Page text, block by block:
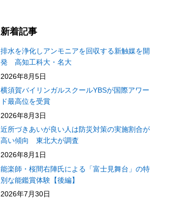
新着記事
排水を浄化しアンモニアを回収する新触媒を開
発 高知工科大・名大
2026年8月5日
横須賀バイリンガルスクールYBSが国際アワー
ド最高位を受賞
2026年8月3日
近所づきあいが良い人は防災対策の実施割合が
高い傾向 東北大が調査
2026年8月1日
能楽師・桜間右陣氏による「富士見舞台」の特
別な能鑑賞体験【後編】
2026年7月30日